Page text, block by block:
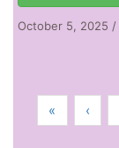
October 5, 2025 /
« ‹